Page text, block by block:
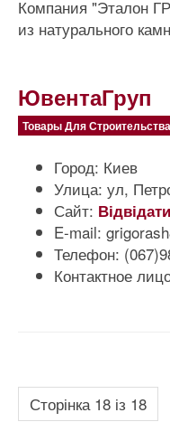
Компания "Эталон
из натурального
ЮвентаГруп
Товары Для Строительства
Город: Киев
Улица: ул,
Сайт:
E-mail:
Телефон:
Контактное
Сторінка 18 із 18